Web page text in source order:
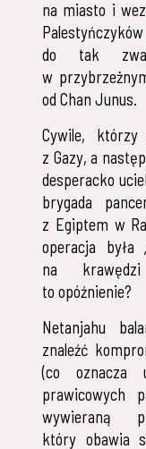
na miasto i
do tak
w
od Chan Junus.
Cywile, którzy
z Gazy, a
desperacko
brygada
z Egiptem w
operacja była
na
to opóźnienie?
Netanjahu
znaleźć
(co oznacza
prawicowych
wywieraną
który obawia